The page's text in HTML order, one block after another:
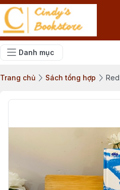
Danh mục
Trang chủ Sách tổng hợp